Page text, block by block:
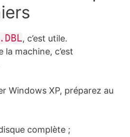
, c’est utile.
la machine, c’est
Windows XP, préparez au
complète ;